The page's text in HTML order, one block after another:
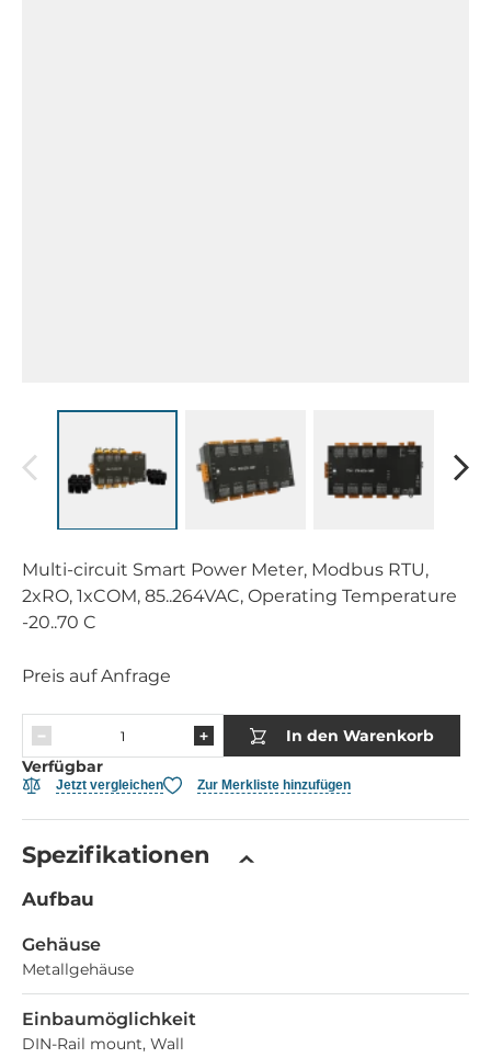
Multi-circuit Smart Power Meter, Modbus RTU,
2xRO, 1xCOM, 85..264VAC, Operating Temperature
-20..70 C
Preis auf Anfrage
In den Warenkorb
Verfügbar
Jetzt vergleichen Zur Merkliste hinzufügen
Spezifikationen
Aufbau
Gehäuse
Metallgehäuse
Einbaumöglichkeit
DIN-Rail mount, Wall